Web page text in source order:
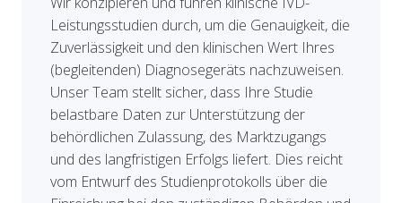
Leistungsstudien durch, um die Genauigkeit, die
Zuverlässigkeit und den klinischen Wert Ihres
(begleitenden) Diagnosegeräts nachzuweisen.
Unser Team stellt sicher, dass Ihre Studie
belastbare Daten zur Unterstützung der
behördlichen Zulassung, des Marktzugangs
und des langfristigen Erfolgs liefert. Dies reicht
vom Entwurf des Studienprotokolls über die